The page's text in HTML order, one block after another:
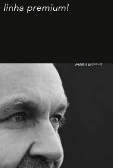
linha premium!